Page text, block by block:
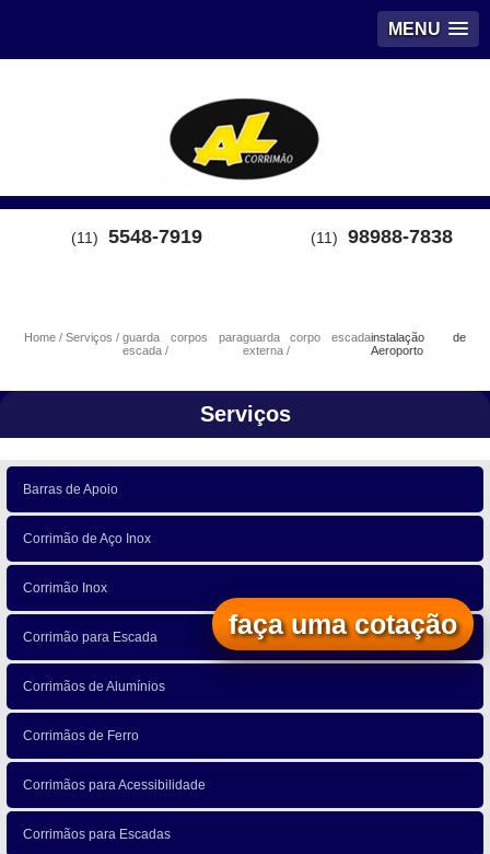
MENU
(11) 5548-7919 (11) 98988-7838
Home Serviços
guarda corpos para
escada
guarda corpo escada
externa
instalação de
Aeroporto
Serviços
Barras de Apoio
Corrimão de Aço Inox
Corrimão Inox
Corrimão para Escada
Corrimãos de Alumínios
Corrimãos de Ferro
Corrimãos para Acessibilidade
Corrimãos para Escadas
faça uma cotação